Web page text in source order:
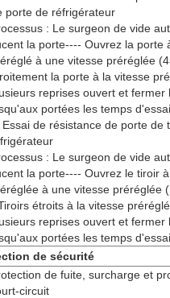
porte de réfrigérateur
: Le surgeon de vide
la porte---- Ouvrez la porte
à une vitesse préréglée
la porte à la vitesse
reprises ouvert et fermer
portées les temps d'essai
Essai de résistance de porte de
: Le surgeon de vide
la porte---- Ouvrez le tiroir
à une vitesse préréglée
étroits à la vitesse
reprises ouvert et fermer
portées les temps d'essai
de sécurité
de fuite, surcharge et
circuit